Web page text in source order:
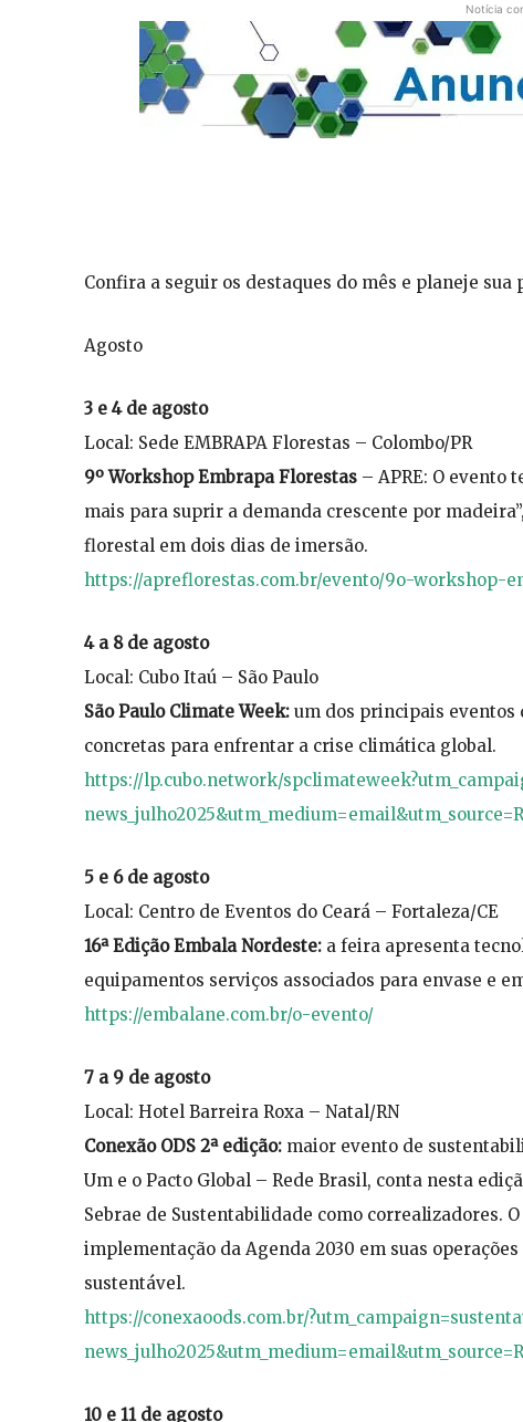
Notícia
Confira a seguir os destaques do mês e planeje sua
Agosto
3 e 4 de agosto
Local: Sede EMBRAPA Florestas – Colombo/PR
9º Workshop Embrapa Florestas – APRE: O evento
mais para suprir a demanda crescente por
florestal em dois dias de imersão.
https://apreflorestas.com.br/evento/9o-workshop-
4 a 8 de agosto
Local: Cubo Itaú – São Paulo
São Paulo Climate Week: um dos principais eventos
concretas para enfrentar a crise climática global.
https://lp.cubo.network/
5 e 6 de agosto
Local: Centro de Eventos do Ceará – Fortaleza/CE
16ª Edição Embala Nordeste: a feira apresenta
equipamentos serviços associados para envase e
https://embalane.com.br/o-evento/
7 a 9 de agosto
Local: Hotel Barreira Roxa – Natal/RN
Conexão ODS 2ª edição: maior evento de
Um e o Pacto Global – Rede Brasil, conta nesta
Sebrae de Sustentabilidade como correalizadores.
implementação da Agenda 2030 em suas
sustentável.
https://conexaoods.com.br/
10 e 11 de agosto